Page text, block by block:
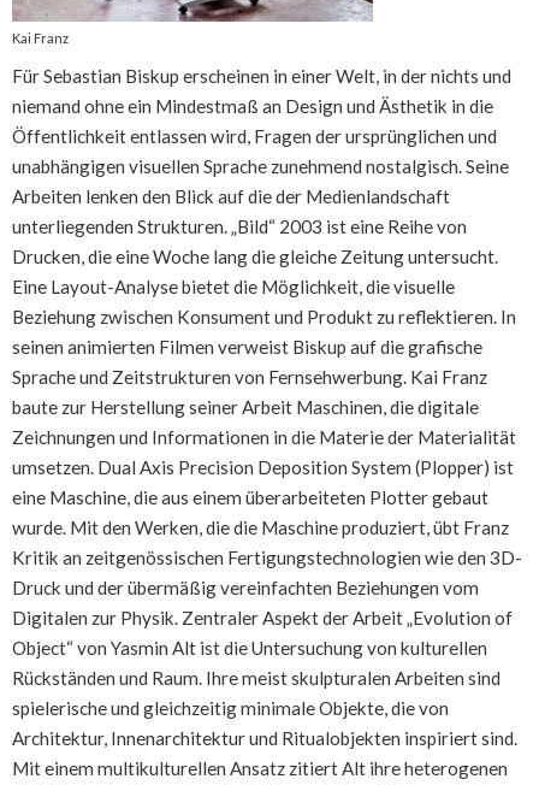
Kai Franz
Für Sebastian Biskup erscheinen in einer Welt, in der nichts und
niemand ohne ein Mindestmaß an Design und Ästhetik in die
Öffentlichkeit entlassen wird, Fragen der ursprünglichen und
unabhängigen visuellen Sprache zunehmend nostalgisch. Seine
Arbeiten lenken den Blick auf die der Medienlandschaft
unterliegenden Strukturen. „Bild“ 2003 ist eine Reihe von
Drucken, die eine Woche lang die gleiche Zeitung untersucht.
Eine Layout-Analyse bietet die Möglichkeit, die visuelle
Beziehung zwischen Konsument und Produkt zu reflektieren. In
seinen animierten Filmen verweist Biskup auf die grafische
Sprache und Zeitstrukturen von Fernsehwerbung. Kai Franz
baute zur Herstellung seiner Arbeit Maschinen, die digitale
Zeichnungen und Informationen in die Materie der Materialität
umsetzen. Dual Axis Precision Deposition System (Plopper) ist
eine Maschine, die aus einem überarbeiteten Plotter gebaut
wurde. Mit den Werken, die die Maschine produziert, übt Franz
Kritik an zeitgenössischen Fertigungstechnologien wie den 3D-
Druck und der übermäßig vereinfachten Beziehungen vom
Digitalen zur Physik. Zentraler Aspekt der Arbeit „Evolution of
Object“ von Yasmin Alt ist die Untersuchung von kulturellen
Rückständen und Raum. Ihre meist skulpturalen Arbeiten sind
spielerische und gleichzeitig minimale Objekte, die von
Architektur, Innenarchitektur und Ritualobjekten inspiriert sind.
Mit einem multikulturellen Ansatz zitiert Alt ihre heterogenen